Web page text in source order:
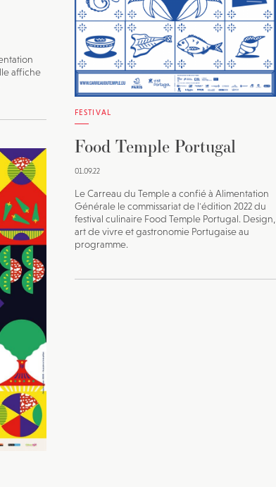
affiche
FESTIVAL
Food Temple Portugal
01.09.22
Le Carreau du Temple a confié à Alimentation
Générale le commissariat de l'édition 2022 du
festival culinaire Food Temple Portugal. Design,
art de vivre et gastronomie Portugaise au
programme.